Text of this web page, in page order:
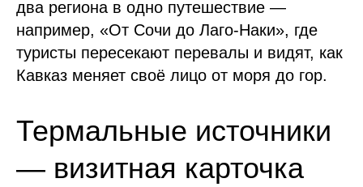
два региона в одно путешествие —
например, «От Сочи до Лаго-Наки», где
туристы пересекают перевалы и видят, как
Кавказ меняет своё лицо от моря до гор.
Термальные источники
— визитная карточка